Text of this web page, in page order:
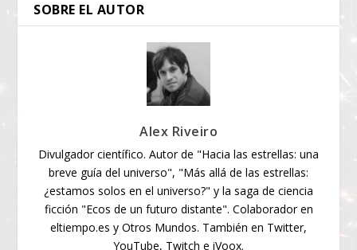
SOBRE EL AUTOR
Alex Riveiro
Divulgador científico. Autor de "Hacia las estrellas: una
breve guía del universo", "Más allá de las estrellas:
¿estamos solos en el universo?" y la saga de ciencia
ficción "Ecos de un futuro distante". Colaborador en
eltiempo.es y Otros Mundos. También en Twitter,
YouTube, Twitch e iVoox.